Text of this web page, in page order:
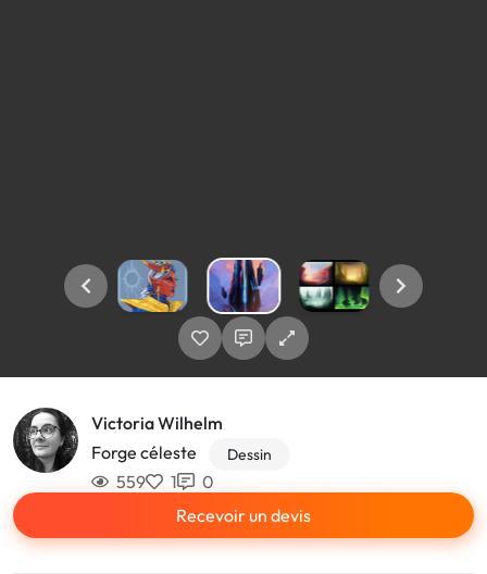
Victoria Wilhelm
Forge céleste
Dessin
559 1
0
Recevoir un devis